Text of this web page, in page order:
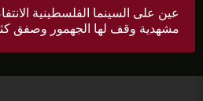
عين على السينما الفلسطينية
مشهدية وقف لها الجهمور وصفق